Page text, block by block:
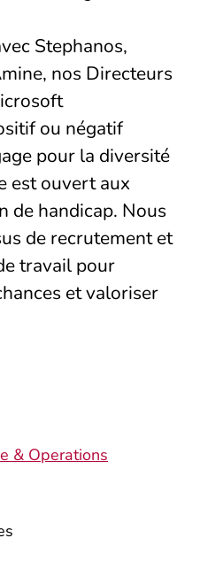
Stephanos,
nos Directeurs
ou négatif
pour la diversité
est ouvert aux
de handicap. Nous
de recrutement et
travail pour
et valoriser
& Operations